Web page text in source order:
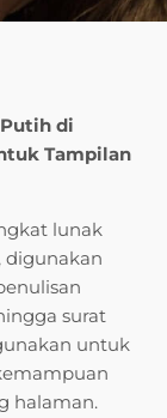
di
Tampilan
lunak
digunakan
surat
untuk
halaman.